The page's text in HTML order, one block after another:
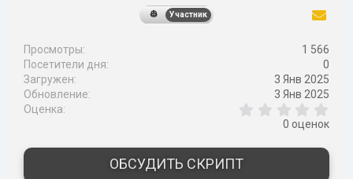
Участник
Просмотры
1 566
Посетители дня
0
Загружен
3 Янв 2025
Обновление
3 Янв 2025
Оценка
,
з
0 оценок
ОБСУДИТЬ СКРИПТ